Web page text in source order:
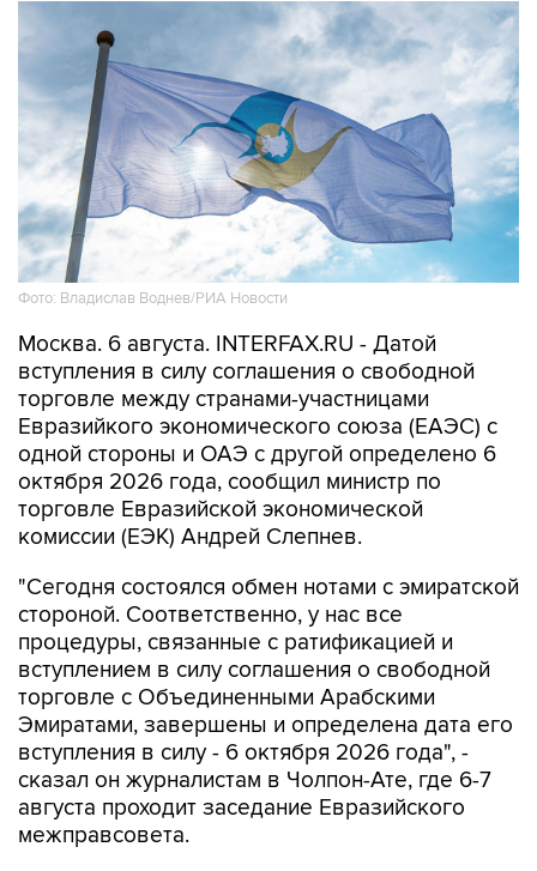
Фото: Владислав Воднев/РИА Новости
Москва. 6 августа. INTERFAX.RU - Датой
вступления в силу соглашения о свободной
торговле между странами-участницами
Евразийкого экономического союза (ЕАЭС) с
одной стороны и ОАЭ с другой определено 6
октября 2026 года, сообщил министр по
торговле Евразийской экономической
комиссии (ЕЭК) Андрей Слепнев.
"Сегодня состоялся обмен нотами с эмиратской
стороной. Соответственно, у нас все
процедуры, связанные с ратификацией и
вступлением в силу соглашения о свободной
торговле с Объединенными Арабскими
Эмиратами, завершены и определена дата его
вступления в силу - 6 октября 2026 года", -
сказал он журналистам в Чолпон-Ате, где 6-7
августа проходит заседание Евразийского
межправсовета.